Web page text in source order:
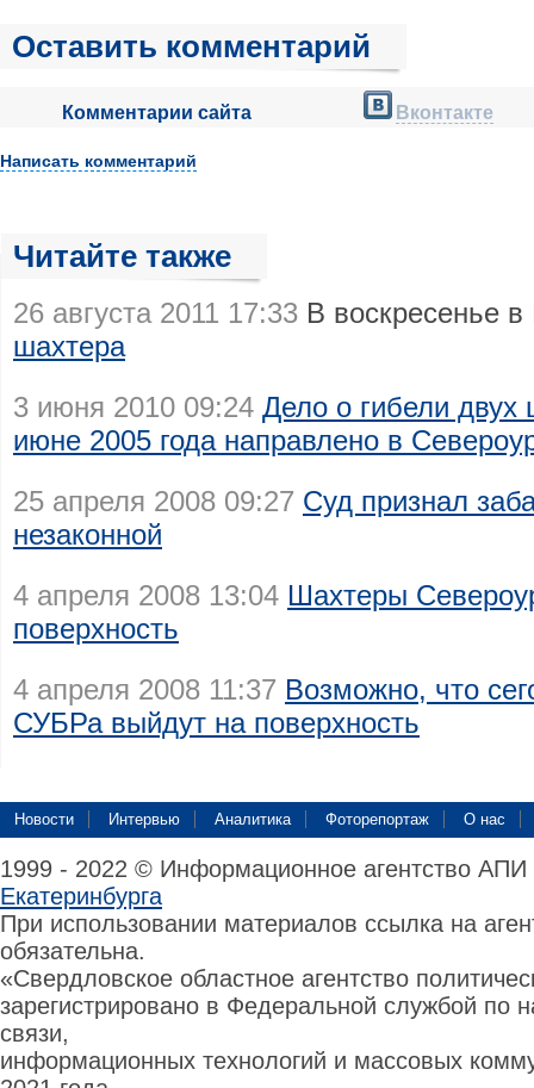
Оставить комментарий
Комментарии сайта Вконтакте
Написать комментарий
Читайте также
26 августа 2011 17:33 В воскресенье
шахтера
3 июня 2010 09:24 Дело о гибели
июне 2005 года направлено в
25 апреля 2008 09:27 Суд признал
незаконной
4 апреля 2008 13:04 Шахтеры
поверхность
4 апреля 2008 11:37 Возможно, что
СУБРа выйдут на поверхность
Новости Интервью Аналитика Фоторепортаж О нас
1999 - 2022 © Информационное агентство
Екатеринбурга
При использовании материалов ссылка на
обязательна.
«Свердловское областное агентство
зарегистрировано в Федеральной службой по
связи,
информационных технологий и массовых